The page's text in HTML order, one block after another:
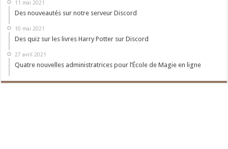
11 mai 2021
Des nouveautés sur notre serveur Discord
10 mai 2021
Des quiz sur les livres Harry Potter sur Discord
27 avril 2021
Quatre nouvelles administratrices pour l’École de Magie en ligne